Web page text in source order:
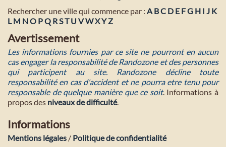
Rechercher une ville qui commence par : A BC D E FG H I J K
L M NO PQ RST U VWXYZ
Avertissement
Les informations fournies par ce site ne pourront en aucun
cas engager la responsabilité de Randozone et des personnes
qui participent au site. Randozone décline toute
responsabilité en cas d'accident et ne pourra etre tenu pour
responsable de quelque manière que ce soit. Informations à
propos des niveaux de difficulté.
Informations
Mentions légales / Politique de confidentialité